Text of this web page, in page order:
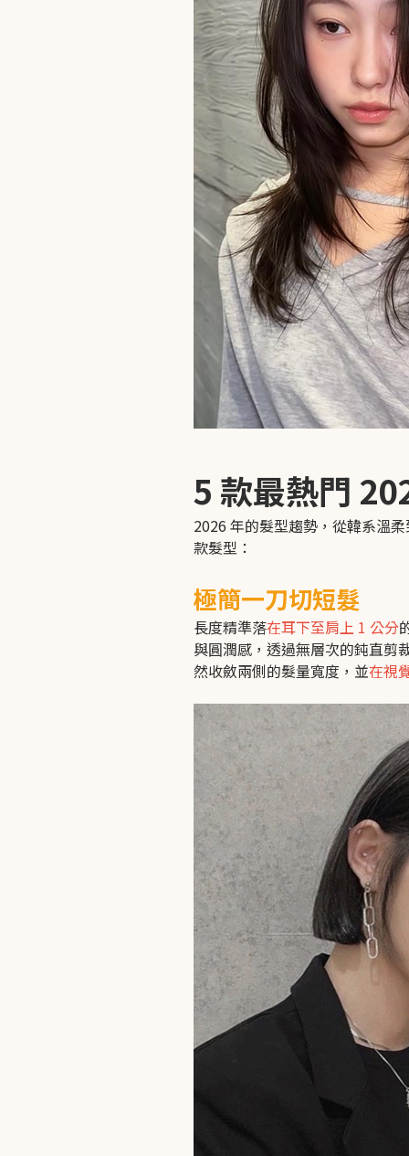
5 款最熱門
2026 年的髮型趨勢，從韓系溫
款髮型：
極簡一刀切短髮
長度精準落在耳下至肩上 1 公分
與圓潤感，透過無層次的鈍直剪
然收斂兩側的髮量寬度，並在視